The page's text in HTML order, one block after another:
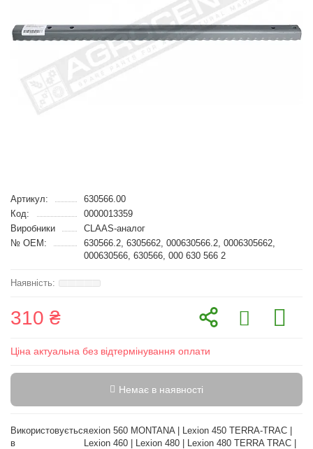
Артикул:
630566.00
Код:
0000013359
Виробники
CLAAS-аналог
№ OEM:
630566.2, 6305662, 000630566.2, 0006305662,
000630566, 630566, 000 630 566 2
310 ₴
Ціна актуальна без відтермінування оплати
Немає в наявності
Використовується
в
Lexion 560 MONTANA | Lexion 450 TERRA-TRAC |
Lexion 460 | Lexion 480 | Lexion 480 TERRA TRAC |